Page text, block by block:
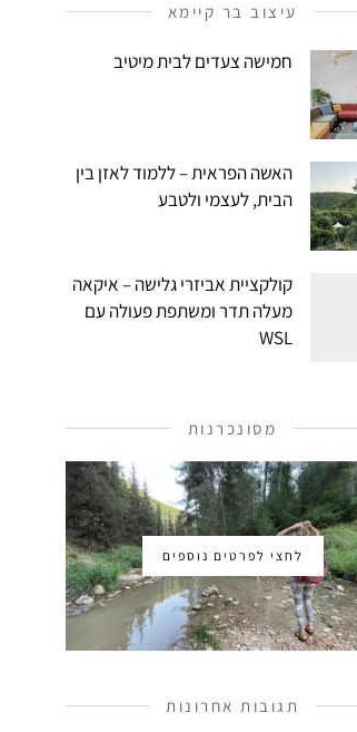
עיצוב בר קיימא
חמישה צעדים לבית מיטיב
האשה הפראית – ללמוד לאזן בין
הבית, לעצמי ולטבע
קולקציית אביזרי גלישה – איקאה
מעלה תדר ומשתפת פעולה עם
WSL
מסונכרנות
לחצי לפרטים נוספים
תגובות אחרונות